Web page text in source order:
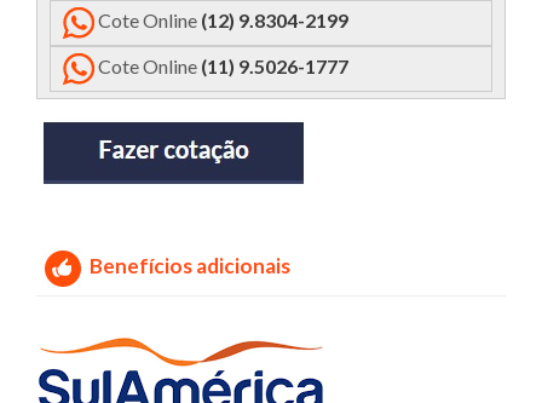
Cote Online (12) 9.8304-2199
Cote Online (11) 9.5026-1777
Benefícios adicionais